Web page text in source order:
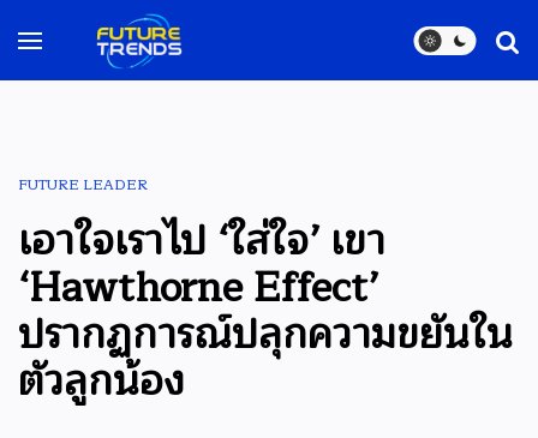
FUTURE LEADER
เอาใจเราไป ‘ใส่ใจ’ เขา
‘Hawthorne Effect’
ปรากฏการณ์ปลุกความขยันใน
ตัวลูกน้อง